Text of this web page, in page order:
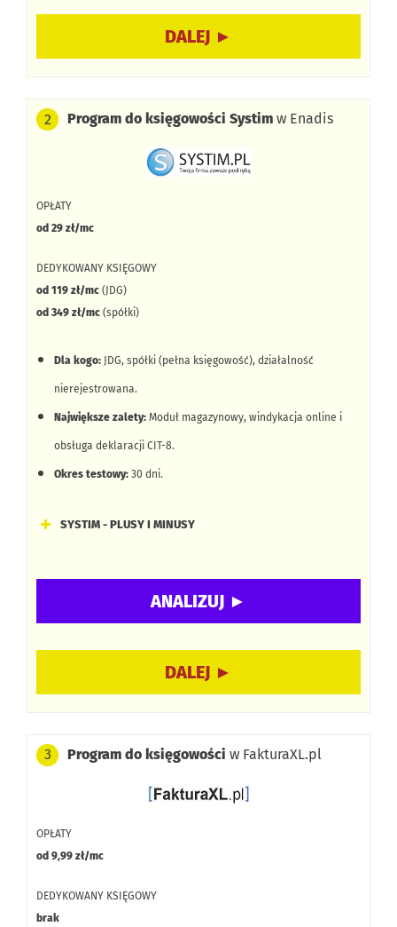
Allegro.
Dodatkowe opcje w ramach systemu: magazyn, raporty,
Brak opcji prowadzenia księgowości przez dedykowanego
2 Program do księgowości Systim w Enadis
OPŁATY
od 29 zł/mc
DEDYKOWANY KSIĘGOWY
od 119 zł/mc (JDG)
od 349 zł/mc (spółki)
Dla kogo: JDG, spółki (pełna księgowość), działalność
nierejestrowana.
Największe zalety: Moduł magazynowy, windykacja online i
obsługa deklaracji CIT-8.
Okres testowy: 30 dni.
SYSTIM - PLUSY I MINUSY
wbudowany OCR do faktur.
Funkcje dodatkowe: windykacja online, API, VAT OSS,
3 Program do księgowości w FakturaXL.pl
OPŁATY
od 9,99 zł/mc
DEDYKOWANY KSIĘGOWY
brak